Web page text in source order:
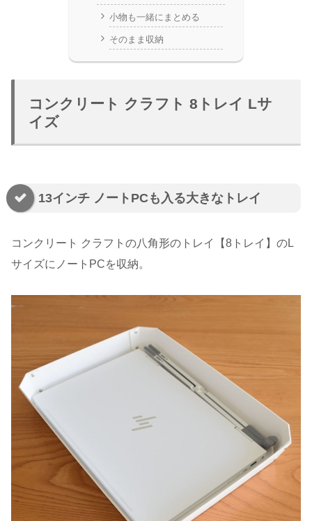
小物も一緒にまとめる
そのまま収納
コンクリート クラフト 8トレイ Lサ
イズ
13インチ ノートPCも入る大きなトレイ
コンクリート クラフトの八角形のトレイ【8トレイ】のL
サイズにノートPCを収納。